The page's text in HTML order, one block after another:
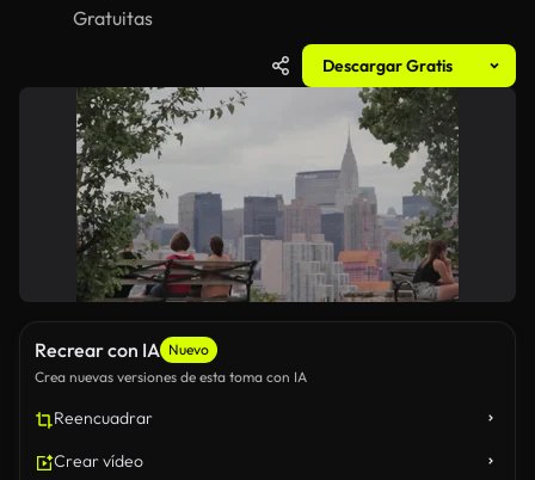
Gratuitas
Descargar Gratis
Recrear con IA Nuevo
Crea nuevas versiones de esta toma con IA
Reencuadrar
Crear vídeo